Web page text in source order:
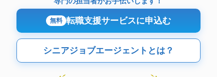
無料 転職支援サービスに申込む
シニアジョブエージェントとは？